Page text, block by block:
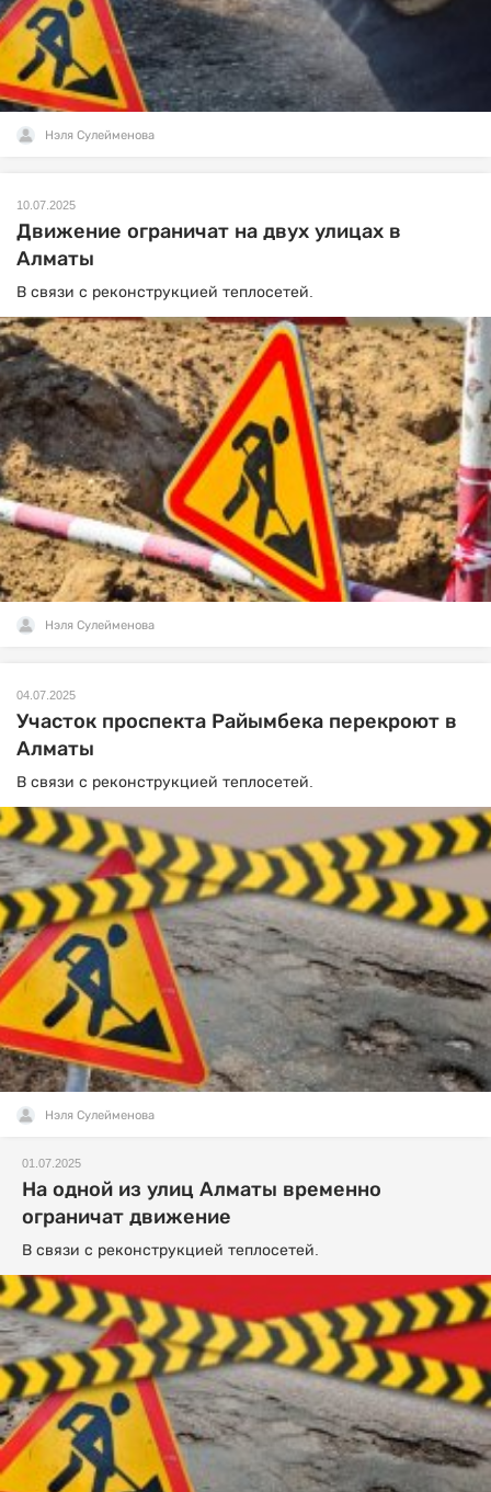
Нэля Сулейменова
10.07.2025
Движение ограничат на двух улицах в
Алматы
В связи с реконструкцией теплосетей.
Нэля Сулейменова
04.07.2025
Участок проспекта Райымбека перекроют в
Алматы
В связи с реконструкцией теплосетей.
Нэля Сулейменова
01.07.2025
На одной из улиц Алматы временно
ограничат движение
В связи с реконструкцией теплосетей.